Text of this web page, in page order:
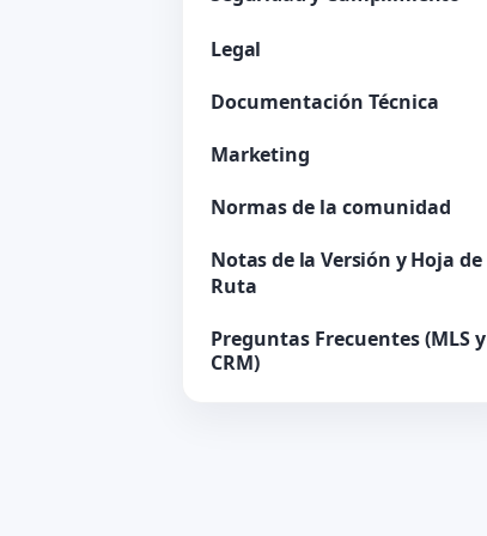
Legal
Documentación Técnica
Marketing
Normas de la comunidad
Notas de la Versión y Hoja de
Ruta
Preguntas Frecuentes (MLS y
CRM)